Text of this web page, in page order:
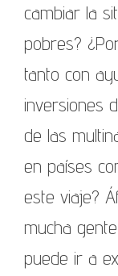
cambiar la
pobres?
tanto con
inversiones
de las
en países
este viaje?
mucha
puede ir a